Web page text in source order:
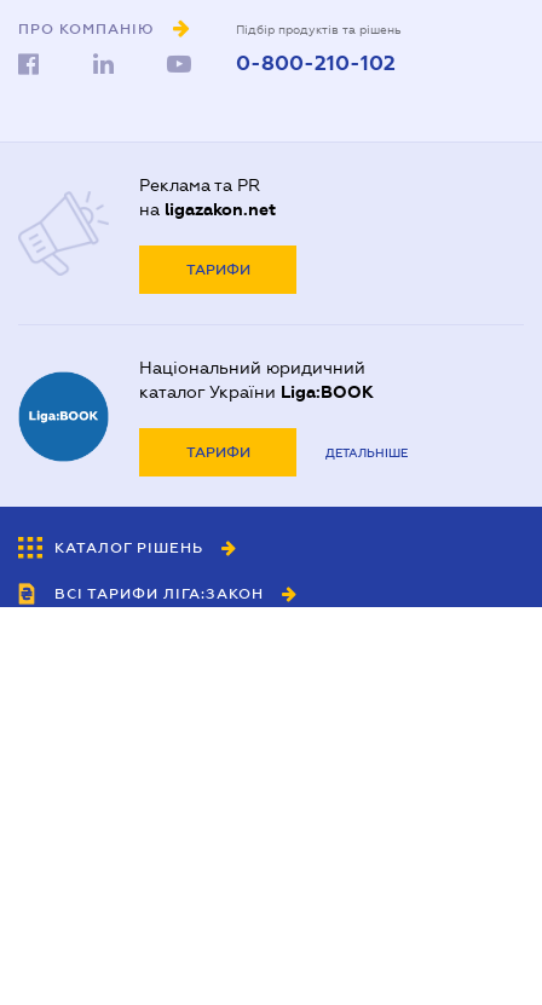
ПРО КОМПАНІЮ Підбір продуктів та рішень
0-800-210-102
Реклама та PR
на ligazakon.net
ТАРИФИ
Національний юридичний
каталог України Liga:BOOK
ТАРИФИ ДЕТАЛЬНІШЕ
КАТАЛОГ РІШЕНЬ
ВСІ ТАРИФИ ЛІГА:ЗАКОН